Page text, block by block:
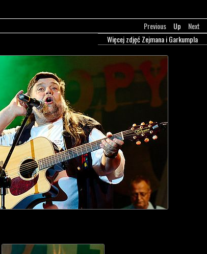
Previous Up
Next
Więcej zdjęć Zejmana i Garkumpla